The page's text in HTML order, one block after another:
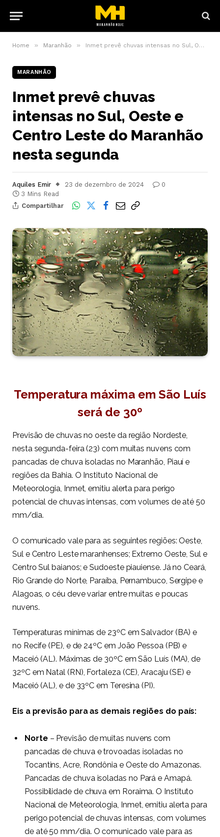
Home » Maranhão » Inmet prevê chuvas intensas no Sul, Oeste e Centro Leste do Maranhão nesta segunda
MARANHÃO
Inmet prevê chuvas
intensas no Sul, Oeste e
Centro Leste do Maranhão
nesta segunda
Aquiles Emir 23 de dezembro de 2024
0
3 Mins Read
Compartilhar
Temperatura máxima em São Luís
será de 30º
Previsão de chuvas no oeste da região Nordeste,
nesta segunda-feira (23) com muitas nuvens com
pancadas de chuva isoladas no Maranhão, Piauí e
regiões da Bahia. O Instituto Nacional de
Meteorologia, Inmet, emitiu alerta para perigo
potencial de chuvas intensas, com volumes de até 50
mm/dia.
O comunicado vale para as seguintes regiões: Oeste,
Sul e Centro Leste maranhenses; Extremo Oeste, Sul e
Centro Sul baianos; e Sudoeste piauiense. Já no Ceará,
Rio Grande do Norte, Paraíba, Pernambuco, Sergipe e
Alagoas, o céu deve variar entre muitas e poucas
nuvens.
Temperaturas mínimas de 23ºC em Salvador (BA) e
no Recife (PE), e de 24ºC em João Pessoa (PB) e
Maceió (AL). Máximas de 30ºC em São Luís (MA), de
32ºC em Natal (RN), Fortaleza (CE), Aracaju (SE) e
Maceió (AL), e de 33ºC em Teresina (PI).
Eis a previsão para as demais regiões do país:
Norte – Previsão de muitas nuvens com
pancadas de chuva e trovoadas isoladas no
Tocantins, Acre, Rondônia e Oeste do Amazonas.
Pancadas de chuva isoladas no Pará e Amapá.
Possibilidade de chuva em Roraima. O Instituto
Nacional de Meteorologia, Inmet, emitiu alerta para
perigo potencial de chuvas intensas, com volumes
de até 50 mm/dia. O comunicado vale para as